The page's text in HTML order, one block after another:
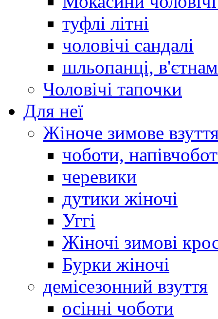
туфлі літні
чоловічі сандалі
шльопанці,
Чоловічі тапочки
Для неї
Жіноче зимове
чоботи,
черевики
дутики жіночі
Уггі
Жіночі зимові
Бурки жіночі
демісезонний взуття
осінні чоботи